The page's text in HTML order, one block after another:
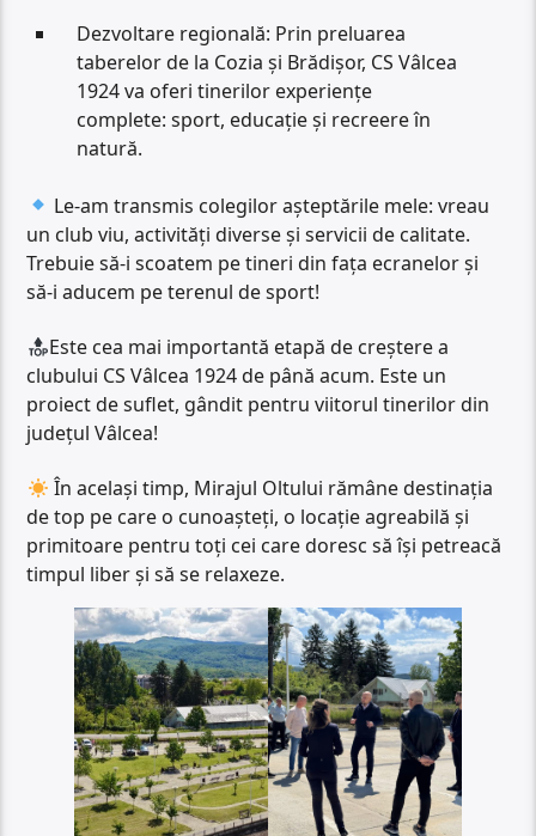
​Dezvoltare regională: Prin preluarea
taberelor de la Cozia și Brădișor, CS Vâlcea
1924 va oferi tinerilor experiențe
complete: sport, educație și recreere în
natură.
Le-am transmis colegilor așteptările mele: vreau
un club viu, activități diverse și servicii de calitate.
Trebuie să-i scoatem pe tineri din fața ecranelor și
să-i aducem pe terenul de sport!
Este cea mai importantă etapă de creștere a
clubului CS Vâlcea 1924 de până acum. Este un
proiect de suflet, gândit pentru viitorul tinerilor din
județul Vâlcea!
În același timp, Mirajul Oltului rămâne destinația
de top pe care o cunoașteți, o locație agreabilă și
primitoare pentru toți cei care doresc să își petreacă
timpul liber și să se relaxeze.